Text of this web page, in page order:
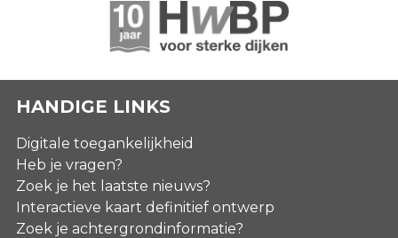
HANDIGE LINKS
Digitale toegankelijkheid
Heb je vragen?
Zoek je het laatste nieuws?
Interactieve kaart definitief ontwerp
Zoek je achtergrondinformatie?